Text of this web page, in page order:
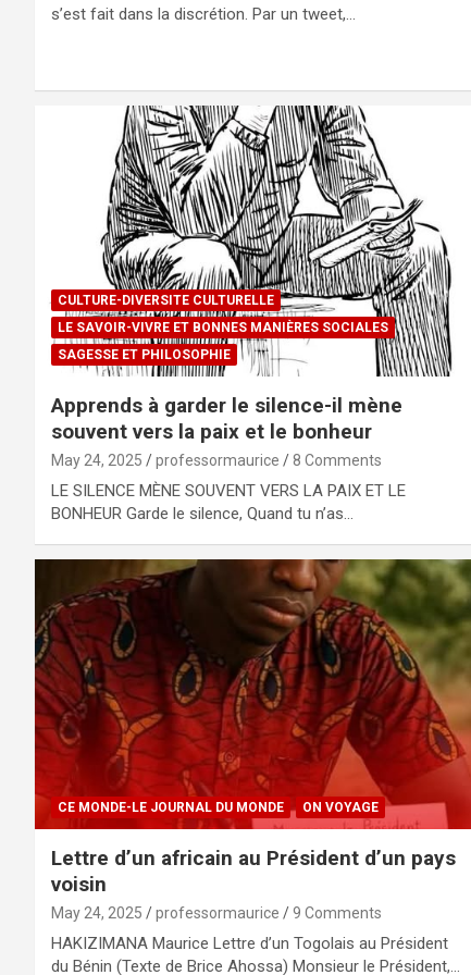
s’est fait dans la discrétion. Par un tweet,…
CULTURE-DIVERSITE CULTURELLE
LE SAVOIR-VIVRE ET BONNES MANIÈRES SOCIALES
SAGESSE ET PHILOSOPHIE
Apprends à garder le silence-il mène
souvent vers la paix et le bonheur
May 24, 2025 professormaurice 8 Comments
LE SILENCE MÈNE SOUVENT VERS LA PAIX ET LE
BONHEUR Garde le silence, Quand tu n’as…
CE MONDE-LE JOURNAL DU MONDE ON VOYAGE
Lettre d’un africain au Président d’un pays
voisin
May 24, 2025 professormaurice 9 Comments
HAKIZIMANA Maurice Lettre d’un Togolais au Président
du Bénin (Texte de Brice Ahossa) Monsieur le Président,…